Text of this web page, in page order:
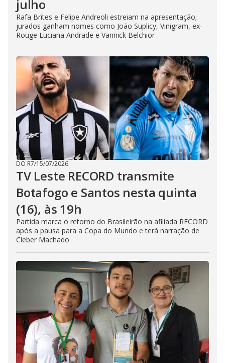
julho
Rafa Brites e Felipe Andreoli estreiam na apresentação;
jurados ganham nomes como João Suplicy, Vinigram, ex-
Rouge Luciana Andrade e Vannick Belchior
DO R7/15/07/2026
TV Leste RECORD transmite
Botafogo e Santos nesta quinta
(16), às 19h
Partida marca o retorno do Brasileirão na afiliada RECORD
após a pausa para a Copa do Mundo e terá narração de
Cleber Machado